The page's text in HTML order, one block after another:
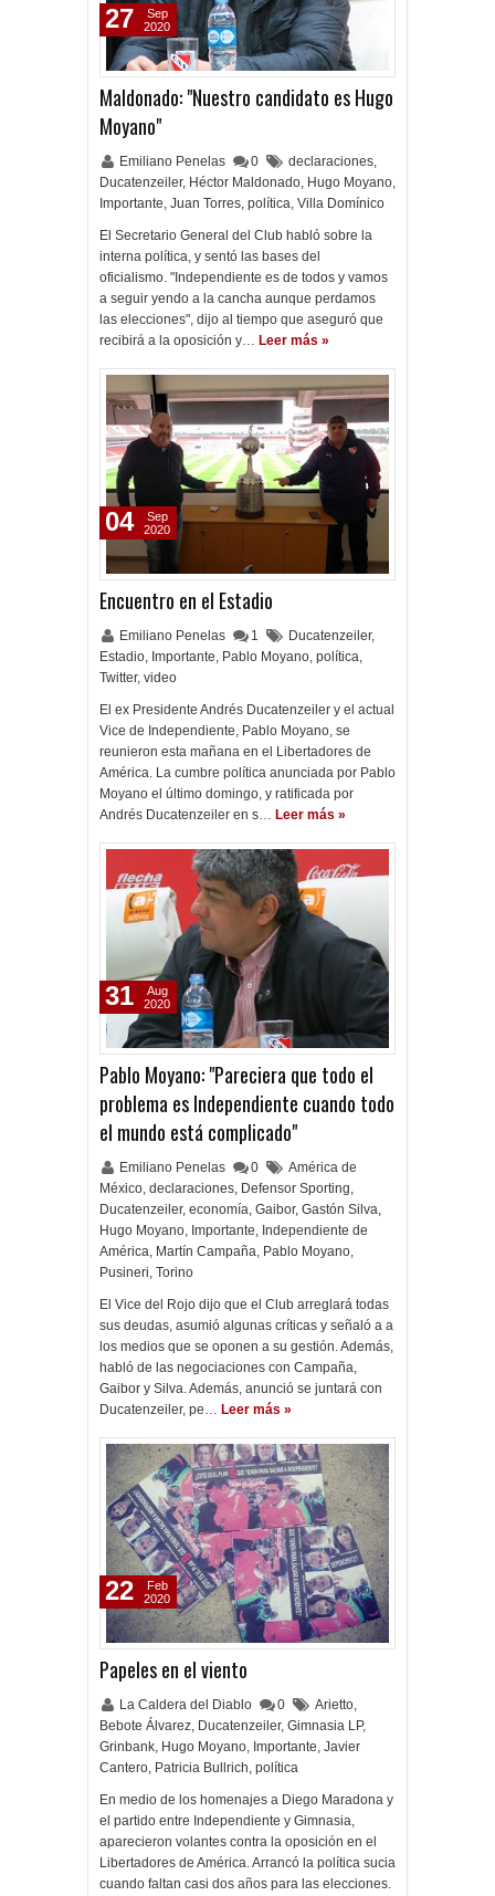
Maldonado: "Nuestro candidato es Hugo
Moyano"
Emiliano Penelas 0 declaraciones,
Ducatenzeiler, Héctor Maldonado, Hugo Moyano,
Importante, Juan Torres, política, Villa Domínico
El Secretario General del Club habló sobre la
interna política, y sentó las bases del
oficialismo. "Independiente es de todos y vamos
a seguir yendo a la cancha aunque perdamos
las elecciones", dijo al tiempo que aseguró que
recibirá a la oposición y… Leer más »
27
Sep
2020
Encuentro en el Estadio
Emiliano Penelas 1 Ducatenzeiler,
Estadio, Importante, Pablo Moyano, política,
Twitter, video
El ex Presidente Andrés Ducatenzeiler y el actual
Vice de Independiente, Pablo Moyano, se
reunieron esta mañana en el Libertadores de
América. La cumbre política anunciada por Pablo
Moyano el último domingo, y ratificada por
Andrés Ducatenzeiler en s… Leer más »
04
Sep
2020
Pablo Moyano: "Pareciera que todo el
problema es Independiente cuando todo
el mundo está complicado"
Emiliano Penelas 0
América de
México, declaraciones, Defensor Sporting,
Ducatenzeiler, economía, Gaibor, Gastón Silva,
Hugo Moyano, Importante, Independiente de
América, Martín Campaña, Pablo Moyano,
Pusineri, Torino
El Vice del Rojo dijo que el Club arreglará todas
sus deudas, asumió algunas críticas y señaló a a
los medios que se oponen a su gestión. Además,
habló de las negociaciones con Campaña,
Gaibor y Silva. Además, anunció se juntará con
Ducatenzeiler, pe… Leer más »
31
Aug
2020
Papeles en el viento
La Caldera del Diablo 0 Arietto,
Bebote Álvarez, Ducatenzeiler, Gimnasia LP,
Grinbank, Hugo Moyano, Importante, Javier
Cantero, Patricia Bullrich, política
En medio de los homenajes a Diego Maradona y
el partido entre Independiente y Gimnasia,
aparecieron volantes contra la oposición en el
Libertadores de América. Arrancó la política sucia
cuando faltan casi dos años para las elecciones.
22
Feb
2020